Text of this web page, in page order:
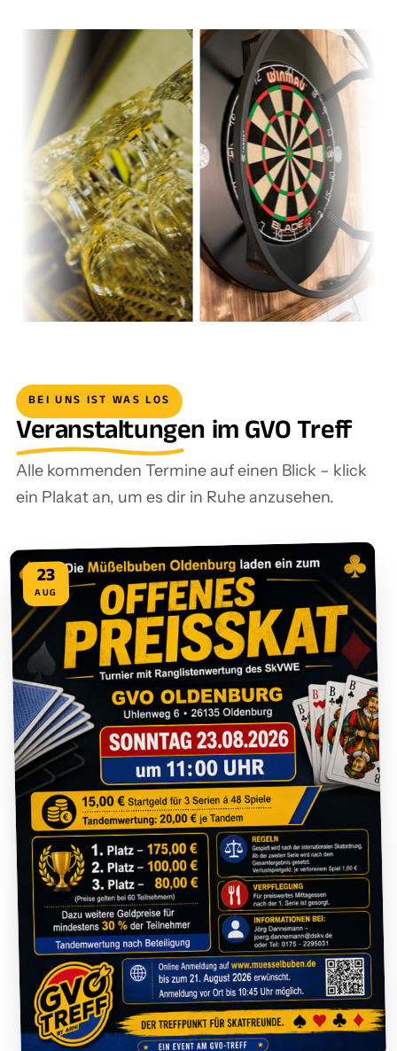
BEI UNS IST WAS LOS
Veranstaltungen im GVO Treff
Alle kommenden Termine auf einen Blick – klick
ein Plakat an, um es dir in Ruhe anzusehen.
23
AUG